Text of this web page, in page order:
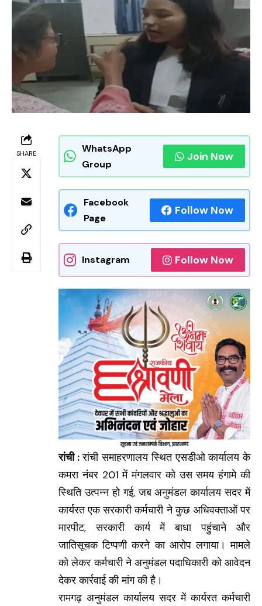
SHARE
WhatsApp
Group
Join Now
Facebook
Page
Follow Now
Instagram Follow Now
रांची :रांची समाहरणालय स्थित एसडीओ कार्यालय के
कमरा नंबर 201 में मंगलवार को उस समय हंगामे की
स्थिति उत्पन्न हो गई, जब अनुमंडल कार्यालय सदर में
कार्यरत एक सरकारी कर्मचारी ने कुछ अधिवक्ताओं पर
मारपीट, सरकारी कार्य में बाधा पहुंचाने और
जातिसूचक टिप्पणी करने का आरोप लगाया। मामले
को लेकर कर्मचारी ने अनुमंडल पदाधिकारी को आवेदन
देकर कार्रवाई की मांग की है।
रामगढ़ अनुमंडल कार्यालय सदर में कार्यरत कर्मचारी